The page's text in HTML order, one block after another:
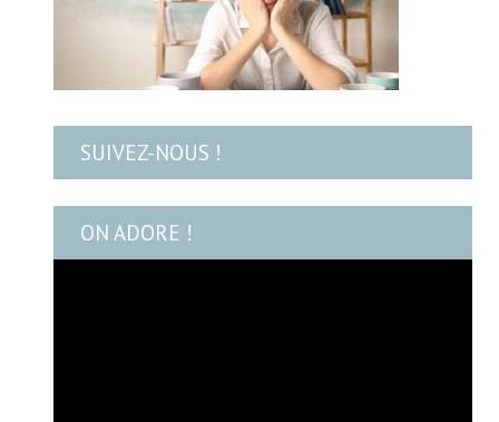
SUIVEZ-NOUS !
ON ADORE !